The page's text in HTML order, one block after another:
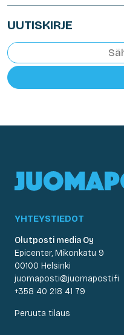
UUTISKIRJE
YHTEYSTIEDOT
Olutposti media Oy
Epicenter, Mikonkatu 9
00100 Helsinki
juomaposti@juomaposti.fi
+358 40 218 41 79
Peruuta tilaus